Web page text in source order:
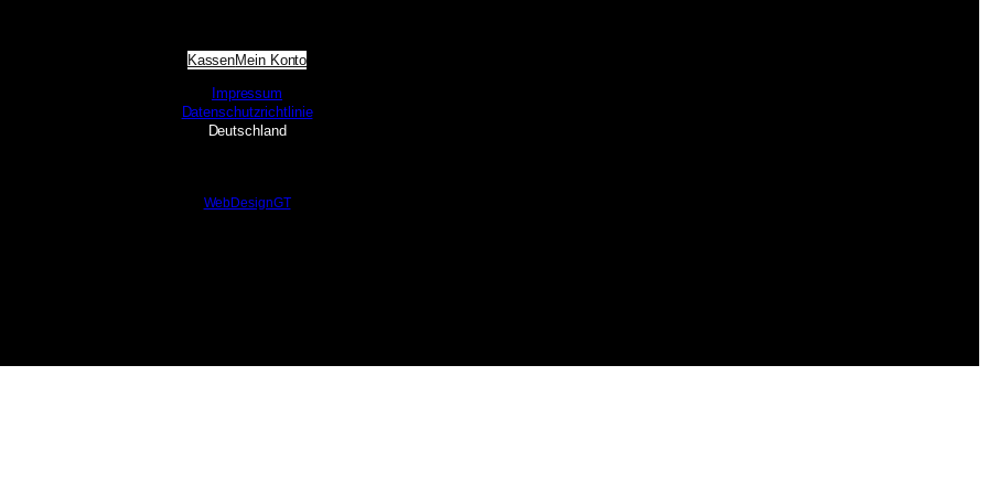
KassenMein Konto
Impressum
Datenschutzrichtlinie
Deutschland
WebDesignGT